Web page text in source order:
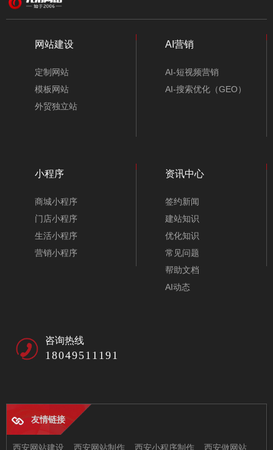
找不到任何内容
网站建设
定制网站
模板网站
外贸独立站
AI营销
AI-短视频营销
AI-搜索优化（GEO）
小程序
商城小程序
门店小程序
生活小程序
营销小程序
资讯中心
签约新闻
建站知识
优化知识
常见问题
帮助文档
AI动态
咨询热线
18049511191
友情链接
西安网站建设 西安网站制作 西安小程序制作 西安做网站